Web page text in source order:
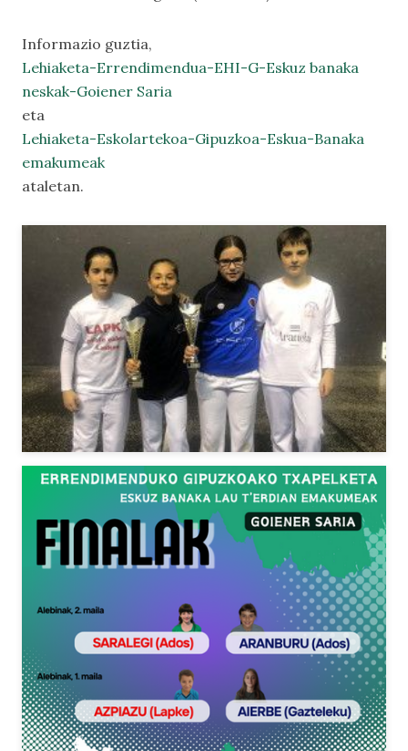
Informazio guztia,
Lehiaketa-Errendimendua-EHI-G-Eskuz banaka
neskak-Goiener Saria
eta
Lehiaketa-Eskolartekoa-Gipuzkoa-Eskua-Banaka
emakumeak
ataletan.